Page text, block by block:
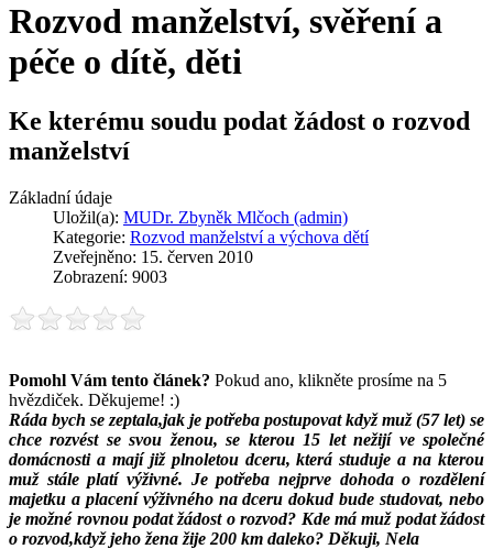
Rozvod manželství, svěření a
péče o dítě, děti
Ke kterému soudu podat žádost o rozvod
manželství
Základní údaje
Uložil(a): MUDr. Zbyněk Mlčoch (admin)
Kategorie: Rozvod manželství a výchova dětí
Zveřejněno: 15. červen 2010
Zobrazení: 9003
Pomohl Vám tento článek? Pokud ano, klikněte prosíme na 5
hvězdiček. Děkujeme! :)
Ráda bych se zeptala,jak je potřeba postupovat když muž (57 let) se
chce rozvést se svou ženou, se kterou 15 let nežijí ve společné
domácnosti a mají již plnoletou dceru, která studuje a na kterou
muž stále platí výživné. Je potřeba nejprve dohoda o rozdělení
majetku a placení výživného na dceru dokud bude studovat, nebo
je možné rovnou podat žádost o rozvod? Kde má muž podat žádost
o rozvod,když jeho žena žije 200 km daleko? Děkuji, Nela